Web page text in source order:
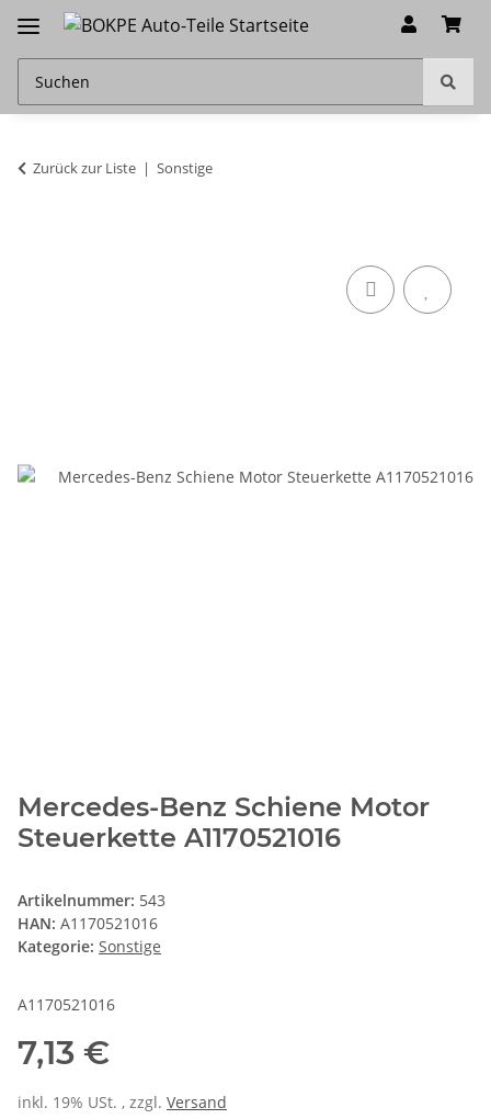
Zurück zur Liste Sonstige
Mercedes-Benz Schiene Motor
Steuerkette A1170521016
Artikelnummer: 543
HAN: A1170521016
Kategorie: Sonstige
A1170521016
7,13 €
inkl. 19% USt. , zzgl. Versand